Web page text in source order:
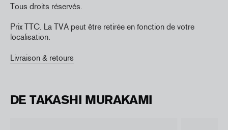
Tous droits réservés.
Prix TTC. La TVA peut être retirée en fonction de votre
localisation.
Livraison & retours
DE TAKASHI MURAKAMI